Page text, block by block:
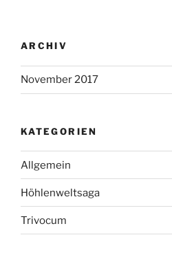
ARCHIV
November 2017
KATEGORIEN
Allgemein
Höhlenweltsaga
Trivocum